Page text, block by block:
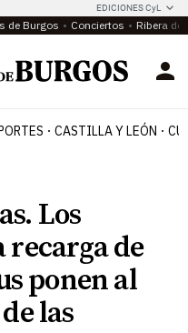
EDICIONES CyL
de Burgos Conciertos Ribera del
CASTILLA Y LEÓN
Los
recarga de
ponen al
las